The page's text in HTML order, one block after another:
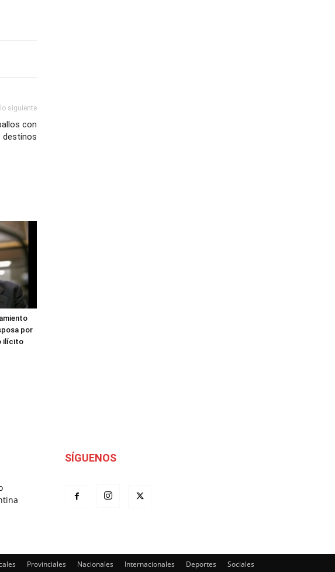
siguiente
con
destinos
por
ilícito
SÍGUENOS
Provinciales Nacionales Internacionales Deportes Sociales